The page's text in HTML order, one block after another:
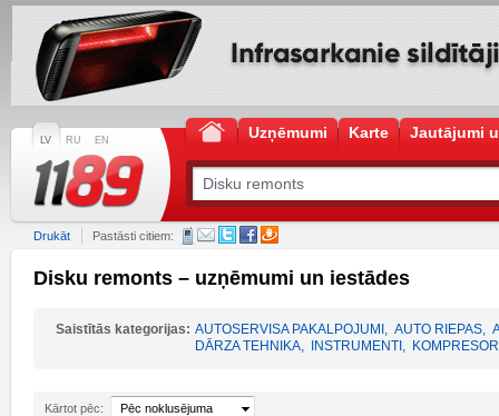
LV RU EN Uzņēmumi Karte Jautājumi
Drukāt Pastāsti citiem:
Disku remonts – uzņēmumi un iestādes
Saistītās kategorijas: AUTOSERVISA PAKALPOJUMI , AUTO RIEPAS,
DĀRZA TEHNIKA, INSTRUMENTI ,
Kārtot pēc: Pēc noklusējuma